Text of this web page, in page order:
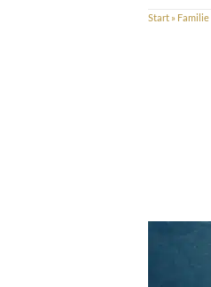
Start » Familie